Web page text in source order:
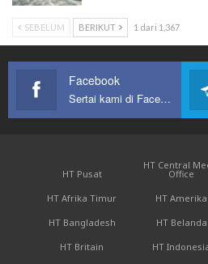
SEBELUM BERIKUT 1 dari 1,367
Facebook
Sertai kami di Facebook
HT Pusat
HT Central
Office
HT Afrika Timur
HT Amerika
HT Bangladesh
HT Belanda
HT Britain
HT